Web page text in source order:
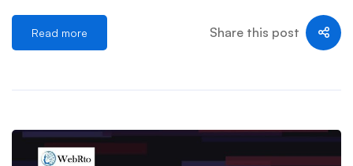
始檔 […] …
您發現自己成為負面影片的目標時，第一個浮現腦海的問題
往往是：「移除這些影片需要多少錢？」 本文將以最詳盡
起步的小型創作者，還是擁有數百萬訂閱的知名YouTuber，
這份指南都能幫助您在面對聲譽危機時做出最明智的財務決
Read more Share this post